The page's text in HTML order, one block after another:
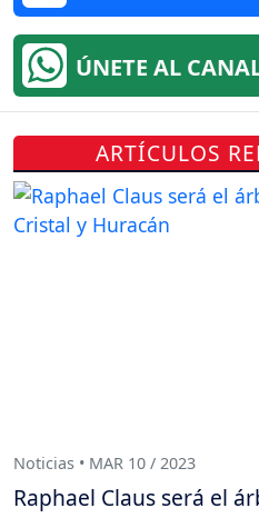
ÚNETE AL
ARTÍCULOS
Noticias • MAR 10 / 2023
Raphael Claus será el